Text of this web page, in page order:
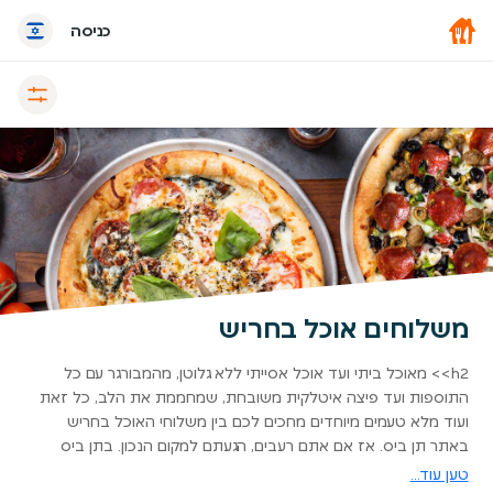
כניסה
משלוחים אוכל בחריש
h2>> מאוכל ביתי ועד אוכל אסייתי ללא גלוטן, מהמבורגר עם כל
התוספות ועד פיצה איטלקית משובחת, שמחממת את הלב, כל זאת
ועוד מלא טעמים מיוחדים מחכים לכם בין משלוחי האוכל בחריש
באתר תן ביס. אז אם אתם רעבים, הגעתם למקום הנכון. בתן ביס
תוכלו למצוא מגוון גדול של מסעדות בחריש באתר אחד, נגיש נוח
טען עוד...